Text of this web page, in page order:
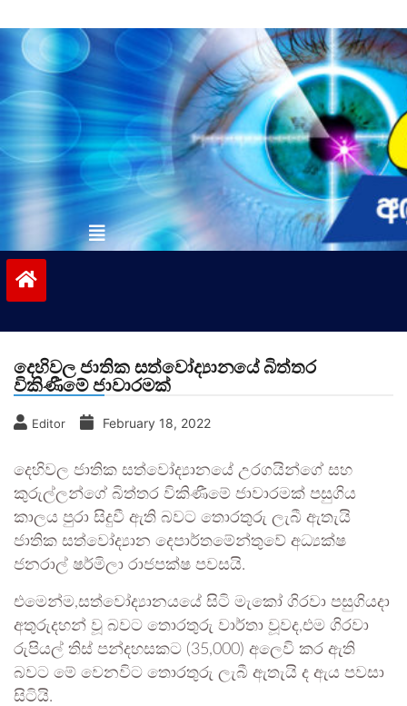
to
contentvinivida.lk
දෙහිවල ජාතික සත්වෝද්‍යානයේ බිත්තර
විකිණීමේ ජාවාරමක්
Editor February 18, 2022
දෙහිවල ජාතික සත්වෝද්‍යානයේ උරගයින්ගේ සහ
කුරුල්ලන්ගේ බිත්තර විකිණීමේ ජාවාරමක් පසුගිය
කාලය පුරා සිදුවී ඇති බවට තොරතුරු ලැබී ඇතැයි
ජාතික සත්වෝද්‍යාන දෙපාර්තමේන්තුවේ අධ්‍යක්ෂ
ජනරාල් ෂර්මිලා රාජපක්ෂ පවසයි.
එමෙන්ම,සත්වෝද්‍යානයයේ සිටි මැකෝ ගිරවා පසුගියදා
අතුරුදහන් වූ බවට තොරතුරු වාර්තා වූවද,එම ගිරවා
රුපියල් තිස් පන්දහසකට (35,000) අලෙවි කර ඇති
බවට මේ වෙනවිට තොරතුරු ලැබී ඇතැයි ද ඇය පවසා
සිටියි.